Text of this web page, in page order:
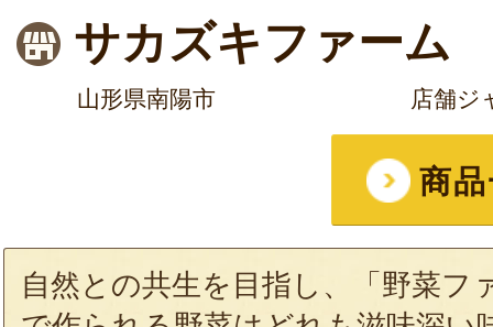
サカズキファーム
山形県南陽市 店舗ジ
商
自然との共生を目指し、「野菜フ